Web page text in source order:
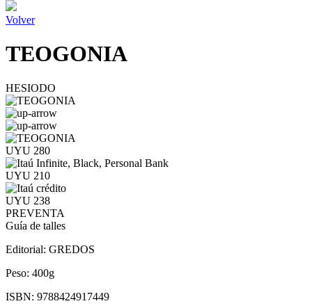
Volver
TEOGONIA
HESIODO
UYU 280
UYU 210
UYU 238
PREVENTA
Guía de talles
Editorial: GREDOS
Peso: 400g
ISBN: 9788424917449